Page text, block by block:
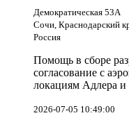
Демократическая 53А
Сочи, Краснодарский
Россия
Помощь в сборе
согласование с
локациям Адлера
2026-07-05 10:49:00